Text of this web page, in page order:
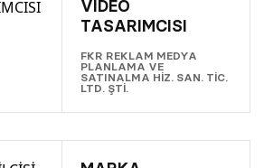
VİDEO
TASARIMCISI
FKR REKLAM MEDYA
PLANLAMA VE
SATINALMA HİZ. SAN. TİC.
LTD. ŞTİ.